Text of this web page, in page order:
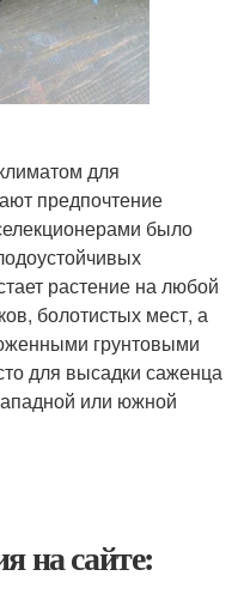
для
предпочтение
было
растение на любой
болотистых мест, а
грунтовыми
для высадки саженца
или южной
на сайте: